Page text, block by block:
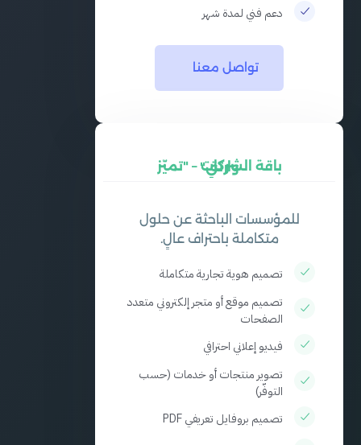
دعم فني لمدة شهر
تواصل معنا
باقة الشركات – "تميّز وارتقِ"
للمؤسسات الباحثة عن حلول
متكاملة باحتراف عالٍ.
تصميم هوية تجارية متكاملة
تصميم موقع أو متجر إلكتروني متعدد
الصفحات
فيديو إعلاني احترافي
تصوير منتجات أو خدمات (حسب
التوفّر)
تصميم بروفايل تعريفي PDF